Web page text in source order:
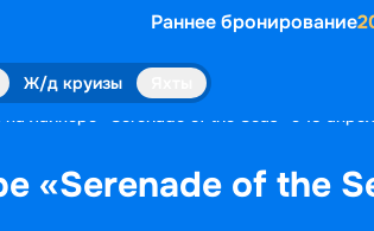
Раннее бронирование
Ж/д круизы
на лайнере «Serenade of the Seas» с 15
«Serenade of the